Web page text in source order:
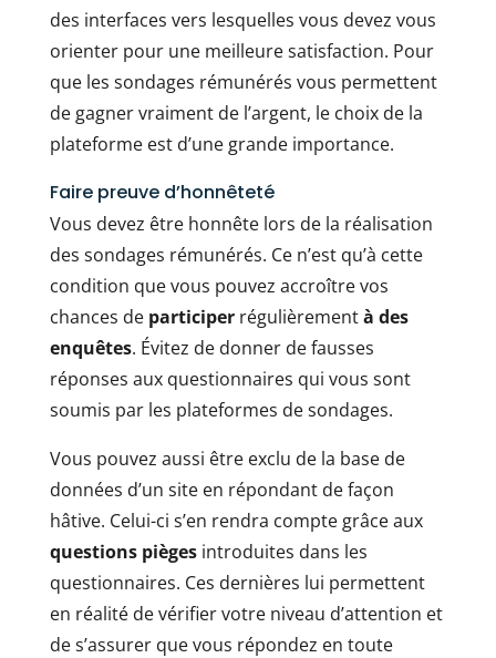
des interfaces vers lesquelles vous devez vous
orienter pour une meilleure satisfaction. Pour
que les sondages rémunérés vous permettent
de gagner vraiment de l’argent, le choix de la
plateforme est d’une grande importance.
Faire preuve d’honnêteté
Vous devez être honnête lors de la réalisation
des sondages rémunérés. Ce n’est qu’à cette
condition que vous pouvez accroître vos
chances de participer régulièrementà des
enquêtes. Évitez de donner de fausses
réponses aux questionnaires qui vous sont
soumis par les plateformes de sondages.
Vous pouvez aussi être exclu de la base de
données d’un site en répondant de façon
hâtive. Celui-ci s’en rendra compte grâce aux
questions piègesintroduites dans les
questionnaires. Ces dernières lui permettent
en réalité de vérifier votre niveau d’attention et
de s’assurer que vous répondez en toute